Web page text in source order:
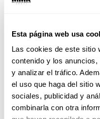
Esta página web usa
Las cookies de este sitio
contenido y los
y analizar el tráfico.
el uso que haga del sitio
sociales, publicidad y
combinarla con otra
busca es conectar a
para que las
virtual como juegos
tiempo real.